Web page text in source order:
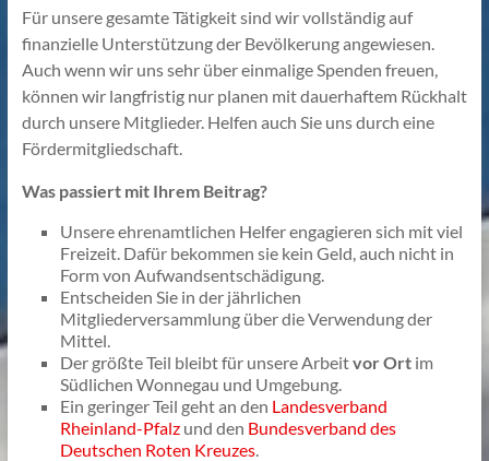
Für unsere gesamte Tätigkeit sind wir vollständig auf
finanzielle Unterstützung der Bevölkerung angewiesen.
Auch wenn wir uns sehr über einmalige Spenden freuen,
können wir langfristig nur planen mit dauerhaftem Rückhalt
durch unsere Mitglieder. Helfen auch Sie uns durch eine
Fördermitgliedschaft.
Was passiert mit Ihrem Beitrag?
Unsere ehrenamtlichen Helfer engagieren sich mit viel
Freizeit. Dafür bekommen sie kein Geld, auch nicht in
Form von Aufwandsentschädigung.
Entscheiden Sie in der jährlichen
Mitgliederversammlung über die Verwendung der
Mittel.
Der größte Teil bleibt für unsere Arbeitvor Ortim
Südlichen Wonnegau und Umgebung.
Ein geringer Teil geht an den Landesverband
Rheinland-Pfalzund den Bundesverband des
Deutschen Roten Kreuzes.